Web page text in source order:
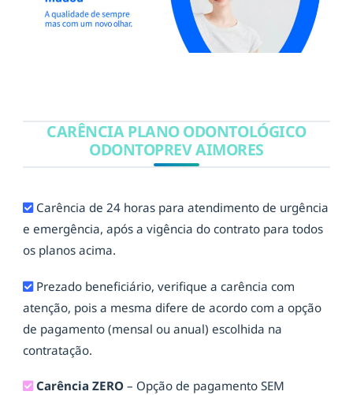
CARÊNCIA PLANO ODONTOLÓGICO
ODONTOPREV AIMORES
Carência de 24 horas para atendimento de urgência
e emergência, após a vigência do contrato para todos
os planos acima.
Prezado beneficiário, verifique a carência com
atenção, pois a mesma difere de acordo com a opção
de pagamento (mensal ou anual) escolhida na
contratação.
Carência ZERO – Opção de pagamento SEM